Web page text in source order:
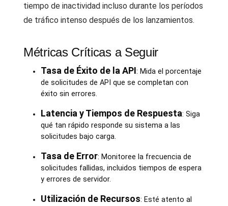
tiempo de inactividad incluso durante los períodos
de tráfico intenso después de los lanzamientos.
Métricas Críticas a Seguir
Tasa de Éxito de la API: Mida el porcentaje
de solicitudes de API que se completan con
éxito sin errores.
Latencia y Tiempos de Respuesta: Siga
qué tan rápido responde su sistema a las
solicitudes bajo carga.
Tasa de Error: Monitoree la frecuencia de
solicitudes fallidas, incluidos tiempos de espera
y errores de servidor.
Utilización de Recursos: Esté atento al